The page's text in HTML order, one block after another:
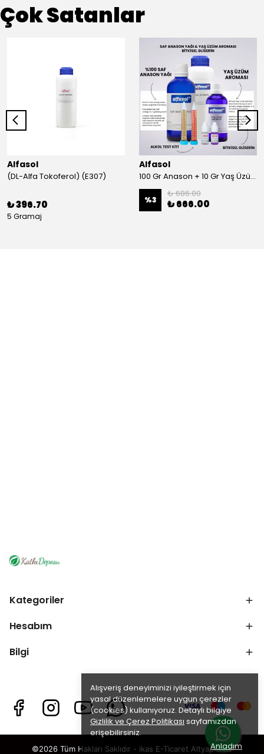
Alışveriş deneyiminizi iyileştirmek için
yasal düzenlemelere uygun çerezler
(cookies) kullanıyoruz. Detaylı bilgiye
Gizlilik ve Çerez Politikası sayfamızdan
erişebilirsiniz.
Anladım
Çok Satanlar
Alfasol
(DL-Alfa Tokoferol) (E307)
₺ 396.70
5 Gramaj
Alfasol
100 Gr Anason + 10 Gr Yaş Üzüm + 250 Gr Gliserin + Alkol Test Kiti
%3
₺ 686.00
₺ 666.00
Kategoriler
Hesabım
Bilgi
©2026 Tüm Hakları Saklıdır - ikas E-Ticaret Altyapısı ile